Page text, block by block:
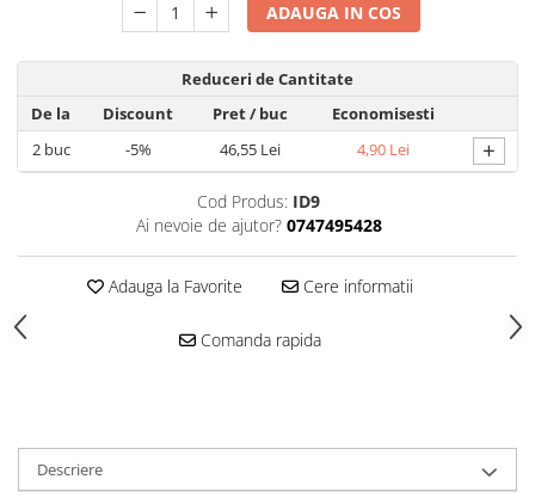
ADAUGA IN COS
Reduceri de Cantitate
De la
Discount Pret/ buc
Economisesti
2buc -5% 46,55 Lei 4,90 Lei +
Cod Produs: ID9
Ai nevoie de ajutor? 0747495428
Adauga la Favorite Cere informatii
Comanda rapida
Descriere